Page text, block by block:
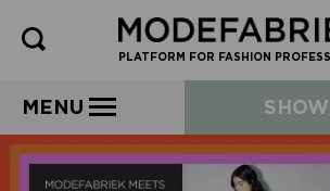
PLATFORM FOR FASHION
MENU